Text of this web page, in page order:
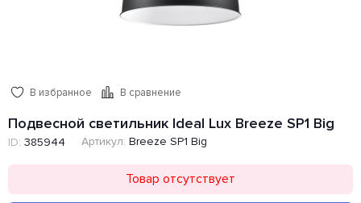
В избранное В сравнение
Подвесной светильник Ideal Lux Breeze SP1 Big
ID: 385944 Артикул: Breeze SP1 Big
Товар отсутствует